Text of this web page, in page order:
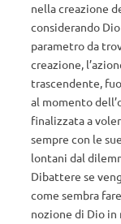
nella creazione
considerando
parametro da
creazione,
trascendente,
al momento
finalizzata a
sempre con le
lontani dal
Dibattere se
come sembra
nozione di Dio in